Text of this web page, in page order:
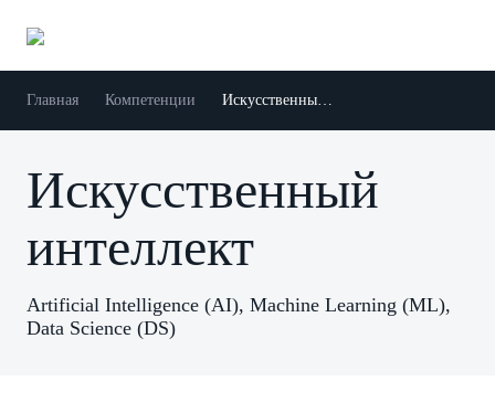
Главная Компетенции Искусственный интеллект
Искусственный
интеллект
Artificial Intelligence (AI), Machine Learning (ML),
Data Science (DS)